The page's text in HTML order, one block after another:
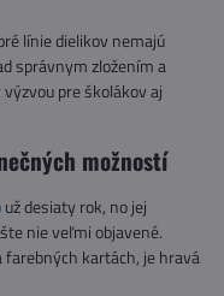
línie dielikov nemajú
správnym zložením a
pre školákov aj
možností
už desiaty rok, no jej
nie veľmi objavené.
kartách, je hravá